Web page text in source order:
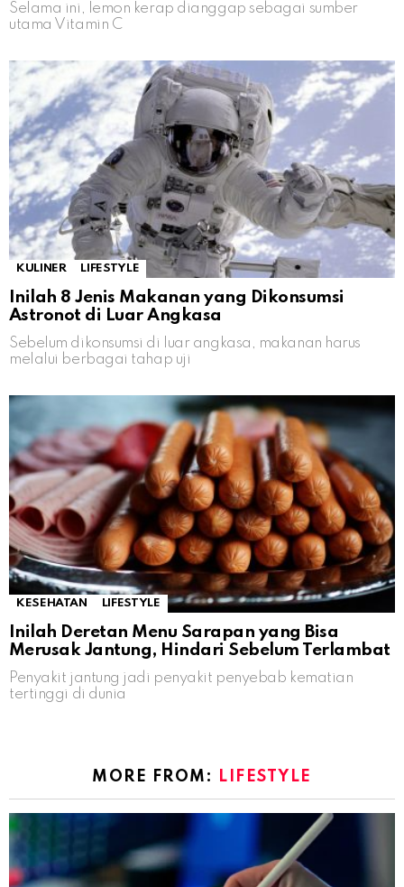
Selama ini, lemon kerap dianggap sebagai sumber
utama Vitamin C
KULINER LIFESTYLE
Inilah 8 Jenis Makanan yang Dikonsumsi
Astronot di Luar Angkasa
Sebelum dikonsumsi di luar angkasa, makanan harus
melalui berbagai tahap uji
KESEHATAN LIFESTYLE
Inilah Deretan Menu Sarapan yang Bisa
Merusak Jantung, Hindari Sebelum Terlambat
Penyakit jantung jadi penyakit penyebab kematian
tertinggi di dunia
MORE FROM: LIFESTYLE